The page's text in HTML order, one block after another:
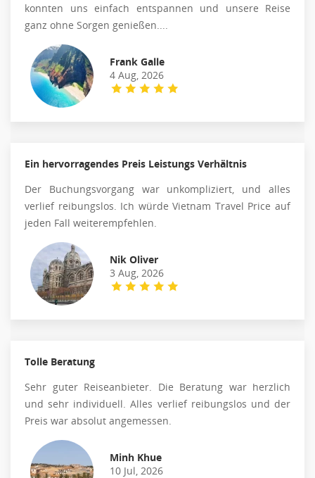
konnten uns einfach entspannen und unsere Reise
ganz ohne Sorgen genießen....
Frank Galle
4 Aug, 2026
Ein hervorragendes Preis Leistungs Verhältnis
Der Buchungsvorgang war unkompliziert, und alles
verlief reibungslos. Ich würde Vietnam Travel Price auf
jeden Fall weiterempfehlen.
Nik Oliver
3 Aug, 2026
Tolle Beratung
Sehr guter Reiseanbieter. Die Beratung war herzlich
und sehr individuell. Alles verlief reibungslos und der
Preis war absolut angemessen.
Minh Khue
10 Jul, 2026